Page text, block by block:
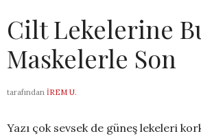
Cilt Lekelerine
Maskelerle Son
tarafından İREM U.
Yazı çok sevsek de güneş lekeleri